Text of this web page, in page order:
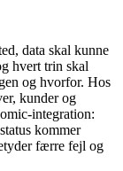
data skal kunne
hvert trin skal
og hvorfor. Hos
kunder og
integration:
kommer
færre fejl og